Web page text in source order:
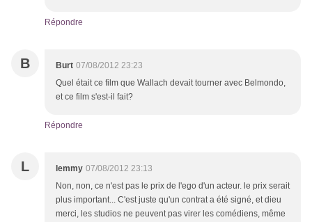
Répondre
B Burt 07/08/2012 23:23
Quel était ce film que Wallach devait tourner avec Belmondo,
et ce film s'est-il fait?
Répondre
L lemmy 07/08/2012 23:13
Non, non, ce n'est pas le prix de l'ego d'un acteur. le prix serait
plus important... C'est juste qu'un contrat a été signé, et dieu
merci, les studios ne peuvent pas virer les comédiens, même